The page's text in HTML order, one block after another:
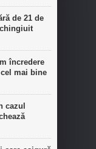
de 21 de
încredere
mai bine
cazul